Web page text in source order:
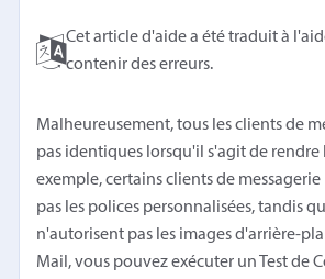
Cet article d'aide a été traduit à
contenir des erreurs.
Malheureusement, tous les clients de
pas identiques lorsqu'il s'agit de rendre
exemple, certains clients de
pas les polices personnalisées, tandis
n'autorisent pas les images d'arrière-
Mail, vous pouvez exécuter un Test de